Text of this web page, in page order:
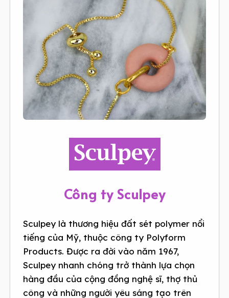
Công ty Sculpey
Sculpey là thương hiệu đất sét polymer nổi
tiếng của Mỹ, thuộc công ty Polyform
Products. Được ra đời vào năm 1967,
Sculpey nhanh chóng trở thành lựa chọn
hàng đầu của cộng đồng nghệ sĩ, thợ thủ
công và những người yêu sáng tạo trên